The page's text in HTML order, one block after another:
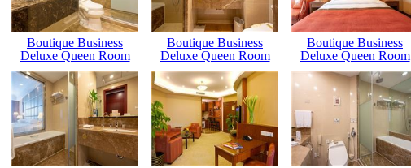
Boutique Business
Deluxe Queen Room
Boutique Business
Deluxe Queen Room
Boutique Business
Deluxe Queen Room